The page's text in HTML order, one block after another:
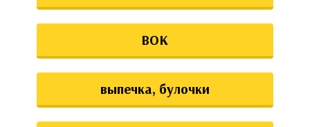
ВОК
выпечка, булочки